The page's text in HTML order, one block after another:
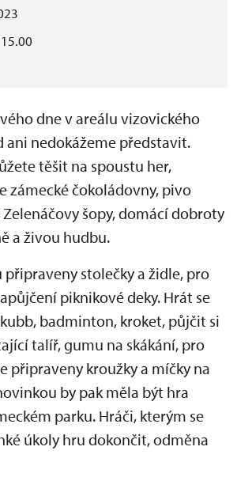
dne v areálu vizovického
ani nedokážeme představit.
těšit na spoustu her,
zámecké čokoládovny, pivo
šopy, domácí dobroty
a živou hudbu.
připraveny stolečky a židle, pro
piknikové deky. Hrát se
badminton, kroket, půjčit si
talíř, gumu na skákání, pro
připraveny kroužky a míčky na
by pak měla být hra
parku. Hráči, kterým se
úkoly hru dokončit, odměna